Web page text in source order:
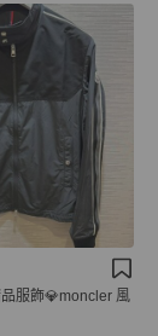
服飾💎moncler 風